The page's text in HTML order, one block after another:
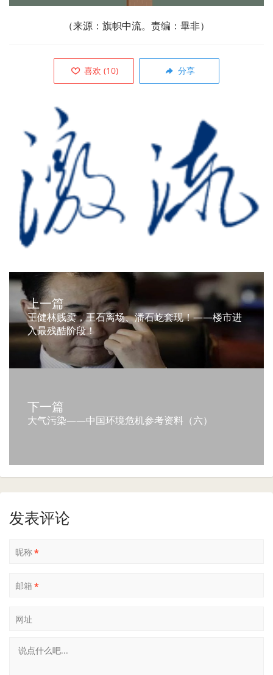
（来源：旗帜中流。责编：畢非）
喜欢 (10) 分享
上一篇
王健林贱卖，王石离场、潘石屹套现！——楼市进
入最残酷阶段！
下一篇
大气污染——中国环境危机参考资料（六）
发表评论
昵称*
邮箱 *
网址